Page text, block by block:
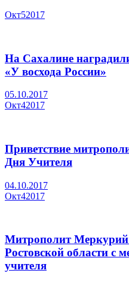
Окт52017
На Сахалине
«У восхода России»
05.10.2017
Окт42017
Приветствие
Дня Учителя
04.10.2017
Окт42017
Митрополит Меркурий
Ростовской области с
учителя